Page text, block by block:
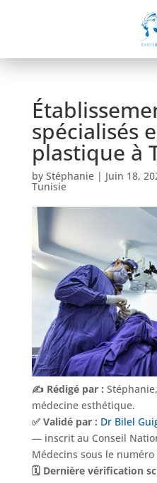
spécialisés
plastique à
by Stéphanie| Juin 18,
Tunisie
✍️ Rédigé par :
médecine esthétique.
✅ Validé par : Dr Bilel
— inscrit au Conseil
Médecins sous le numéro
🗓️ Dernière vérification